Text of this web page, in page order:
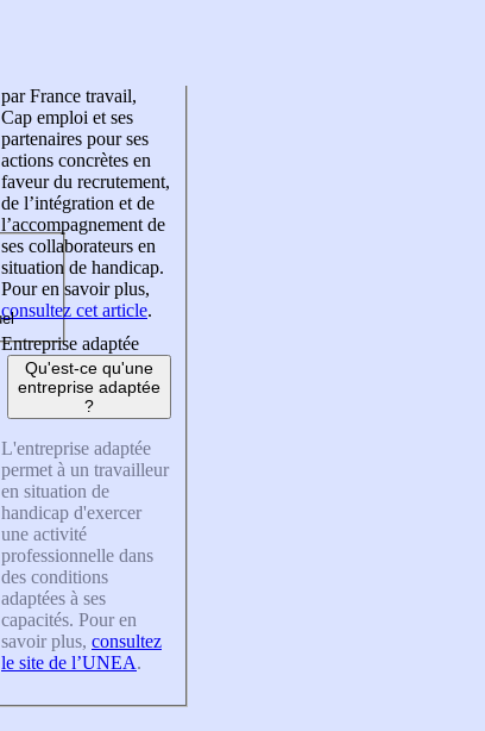
par France travail,
Cap emploi et ses
partenaires pour ses
actions concrètes en
faveur du recrutement,
de l’intégration et de
l’accompagnement de
ses collaborateurs en
situation de handicap.
Pour en savoir plus,
consultez cet article.
Entreprise adaptée
Qu'est-ce qu'une
entreprise adaptée
?
L'entreprise adaptée
permet à un travailleur
en situation de
handicap d'exercer
une activité
professionnelle dans
des conditions
adaptées à ses
capacités. Pour en
savoir plus, consultez
le site de l’UNEA.